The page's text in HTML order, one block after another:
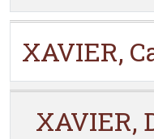
XAVIER,
XAVIER,